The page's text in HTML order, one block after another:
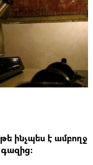
ինչպես է ամբողջ
գազից: